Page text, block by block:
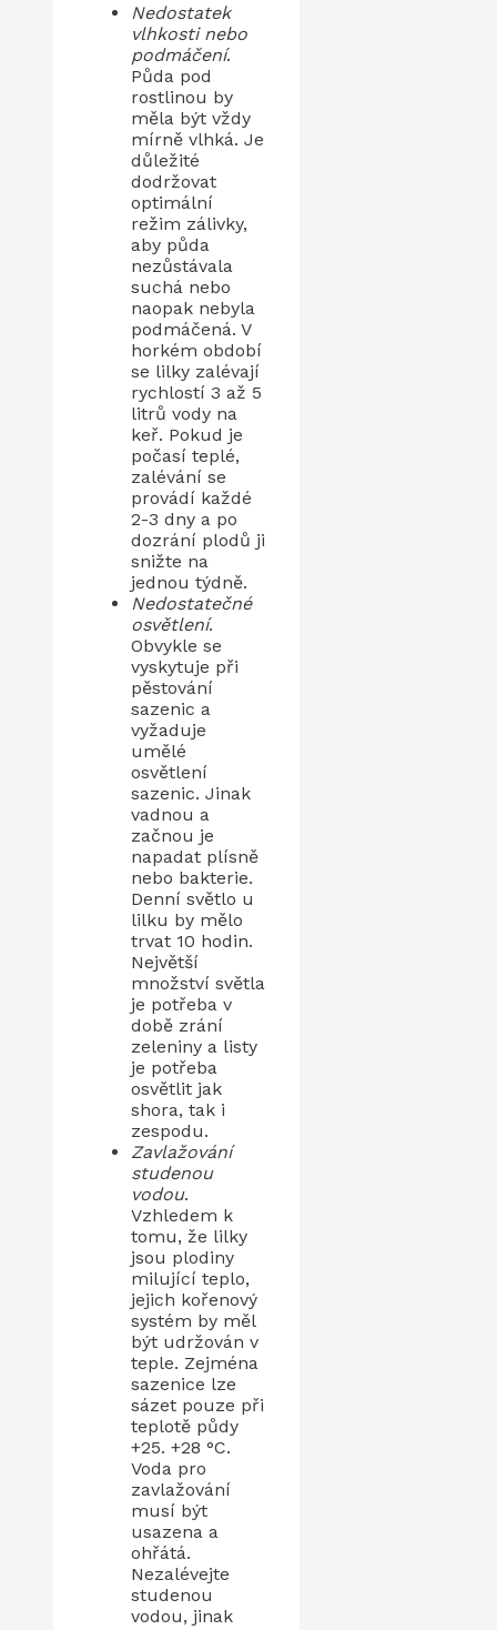
Nedostatek
vlhkosti nebo
podmáčení.
Půda pod
rostlinou by
měla být vždy
mírně vlhká. Je
důležité
dodržovat
optimální
režim zálivky,
aby půda
nezůstávala
suchá nebo
naopak nebyla
podmáčená. V
horkém období
se lilky zalévají
rychlostí 3 až 5
litrů vody na
keř. Pokud je
počasí teplé,
zalévání se
provádí každé
2-3 dny a po
dozrání plodů ji
snižte na
jednou týdně.
Nedostatečné
osvětlení.
Obvykle se
vyskytuje při
pěstování
sazenic a
vyžaduje
umělé
osvětlení
sazenic. Jinak
vadnou a
začnou je
napadat plísně
nebo bakterie.
Denní světlo u
lilku by mělo
trvat 10 hodin.
Největší
množství světla
je potřeba v
době zrání
zeleniny a listy
je potřeba
osvětlit jak
shora, tak i
zespodu.
Zavlažování
studenou
vodou.
Vzhledem k
tomu, že lilky
jsou plodiny
milující teplo,
jejich kořenový
systém by měl
být udržován v
teple. Zejména
sazenice lze
sázet pouze při
teplotě půdy
+25. +28 °C.
Voda pro
zavlažování
musí být
usazena a
ohřátá.
Nezalévejte
studenou
vodou, jinak